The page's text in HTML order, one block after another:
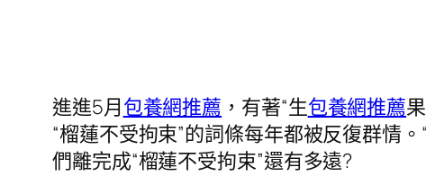
進進5月包養網推薦 ，有著“生包養網推薦
“榴蓮不受拘束”的詞條每年都被反復群情
們離完成“榴蓮不受拘束”還有多遠?